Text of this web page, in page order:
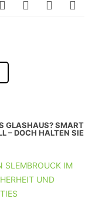
GLASHAUS? SMART
– DOCH HALTEN SIE
SLEMBROUCK IM
UND